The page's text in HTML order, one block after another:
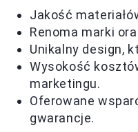
Jakość
Renoma marki
Unikalny design,
Wysokość
marketingu.
Oferowane
gwarancje.